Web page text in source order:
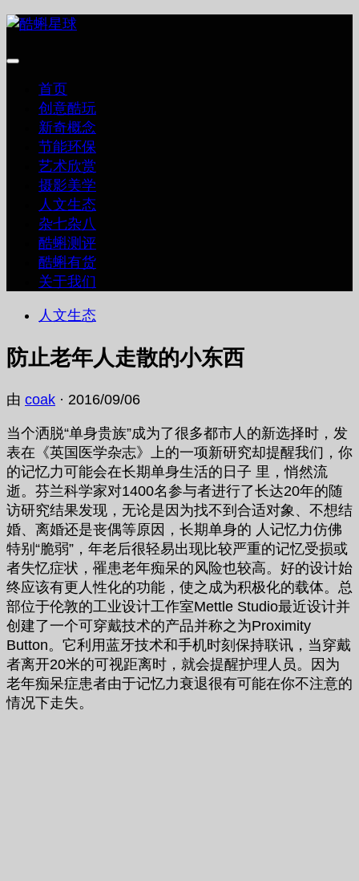
跳
内
首页
创意酷玩
新奇概念
节能环保
艺术欣赏
摄影美学
人文生态
杂七杂八
酷蝌测评
酷蝌有货
关于我们
人文生态
防止老年人走散的小东西
由 coak · 2016/09/06
当个洒脱“单身贵族”成为了很多都市人的新选择时，发
表在《英国医学杂志》上的一项新研究却提醒我们，你
的记忆力可能会在长期单身生活的日子 里，悄然流
逝。芬兰科学家对1400名参与者进行了长达20年的随
访研究结果发现，无论是因为找不到合适对象、不想结
婚、离婚还是丧偶等原因，长期单身的 人记忆力仿佛
特别“脆弱”，年老后很轻易出现比较严重的记忆受损或
者失忆症状，罹患老年痴呆的风险也较高。好的设计始
终应该有更人性化的功能，使之成为积极化的载体。总
部位于伦敦的工业设计工作室Mettle Studio最近设计并
创建了一个可穿戴技术的产品并称之为Proximity
Button。它利用蓝牙技术和手机时刻保持联讯，当穿戴
者离开20米的可视距离时，就会提醒护理人员。因为
老年痴呆症患者由于记忆力衰退很有可能在你不注意的
情况下走失。